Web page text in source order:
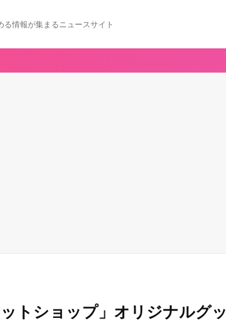
情報が集まるニュースサイト
トショップ」オリジナルグッ